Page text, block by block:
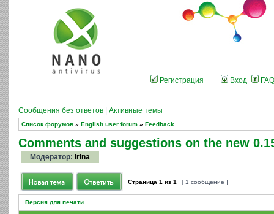
Регистрация Вход FAQ
Сообщения без ответов Активные темы
Список форумов » English user forum » Feedback
Comments and suggestions on the new
Модератор: Irina
Страница 1 из 1 [ 1 сообщение ]
Версия для печати